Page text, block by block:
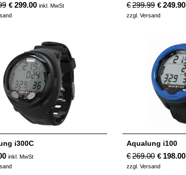
€299.00 inkl. MwSt
€299.99 €249.90
zzgl. Versand
i300C
inkl. MwSt
Aqualung i100
€269.00 € 198.00
zzgl. Versand